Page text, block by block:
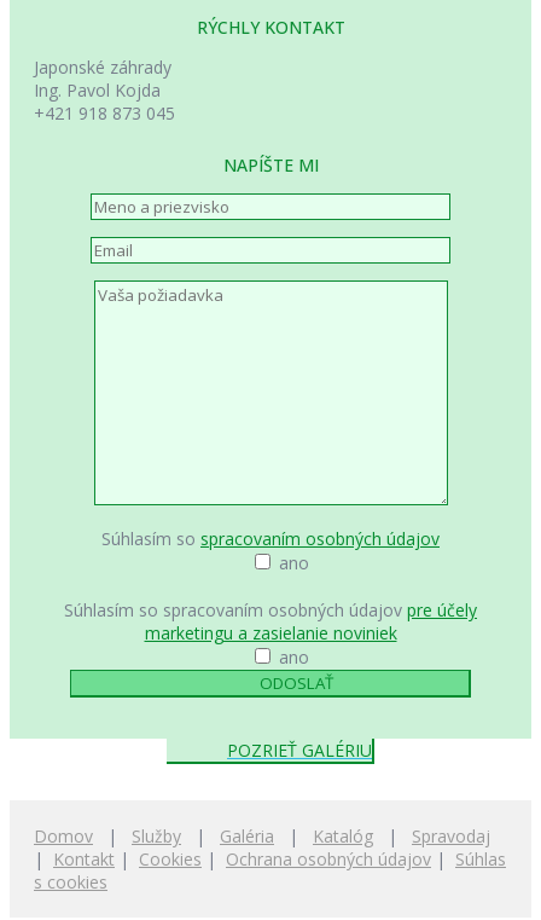
RÝCHLY KONTAKT
Japonské záhrady
Ing. Pavol Kojda
+421 918 873 045
NAPÍŠTE MI
Súhlasím so spracovaním osobných údajov
ano
Súhlasím so spracovaním osobných údajov pre účely
marketingu a zasielanie noviniek
ano
POZRIEŤ GALÉRIU
Domov | Služby | Galéria | Katalóg | Spravodaj
|
Kontakt | Cookies | Ochrana osobných údajov | Súhlas
s cookies